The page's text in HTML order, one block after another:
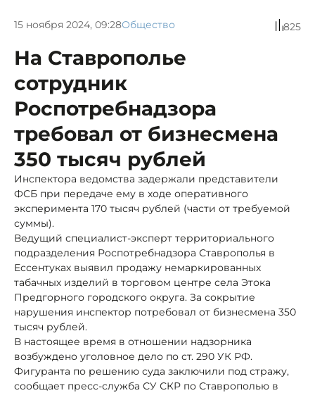
15 ноября 2024, 09:28Общество 825
На Ставрополье
сотрудник
Роспотребнадзора
требовал от бизнесмена
350 тысяч рублей
Инспектора ведомства задержали представители
ФСБ при передаче ему в ходе оперативного
эксперимента 170 тысяч рублей (части от требуемой
суммы).
Ведущий специалист-эксперт территориального
подразделения Роспотребнадзора Ставрополья в
Ессентуках выявил продажу немаркированных
табачных изделий в торговом центре села Этока
Предгорного городского округа. За сокрытие
нарушения инспектор потребовал от бизнесмена 350
тысяч рублей.
В настоящее время в отношении надзорника
возбуждено уголовное дело по ст. 290 УК РФ.
Фигуранта по решению суда заключили под стражу,
сообщает пресс-служба СУ СКР по Ставрополью в